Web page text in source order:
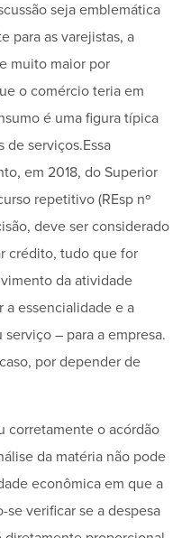
seja emblemática
para as varejistas, a
muito maior por
o comércio teria em
é uma figura típica
de serviços.Essa
em 2018, do Superior
repetitivo (REsp nº
deve ser considerado
crédito, tudo que for
da atividade
a essencialidade e a
– para a empresa.
por depender de
corretamente o acórdão
da matéria não pode
econômica em que a
verificar se a despesa